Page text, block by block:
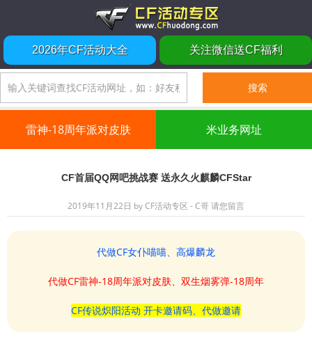
2026年CF活动大全 关注微信送CF福利
雷神-18周年派对皮肤 米业务网址
CF首届QQ网吧挑战赛 送永久火麒麟CFStar
2019年11月22日 byCF活动专区 - C哥请您留言
代做CF女仆喵喵、高爆麟龙
代做CF雷神-18周年派对皮肤、双生烟雾弹-18周年
CF传说炽阳活动 开卡邀请码、代做邀请